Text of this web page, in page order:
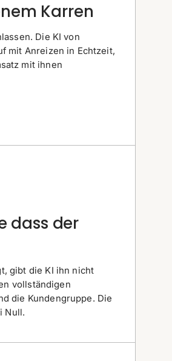
Karren
Die KI von
mit Anreizen in Echtzeit,
mit ihnen
dass der
gibt die KI ihn nicht
vollständigen
die Kundengruppe. Die
Null.